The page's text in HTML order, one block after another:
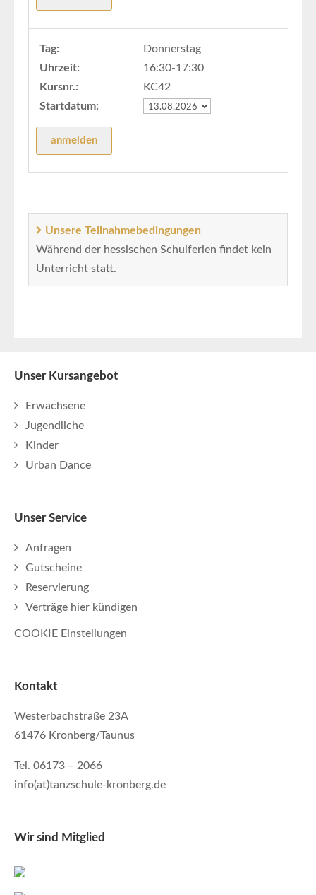
Tag:
Donnerstag
Uhrzeit:
16:30-17:30
Kursnr.:
KC42
Startdatum:
Unsere Teilnahmebedingungen
Während der hessischen Schulferien findet kein
Unterricht statt.
Unser Kursangebot
Erwachsene
Jugendliche
Kinder
Urban Dance
Unser Service
Anfragen
Gutscheine
Reservierung
Verträge hier kündigen
COOKIE Einstellungen
Kontakt
Westerbachstraße 23A
61476 Kronberg/Taunus
Tel. 06173 – 2066
info(at)tanzschule-kronberg.de
Wir sind Mitglied